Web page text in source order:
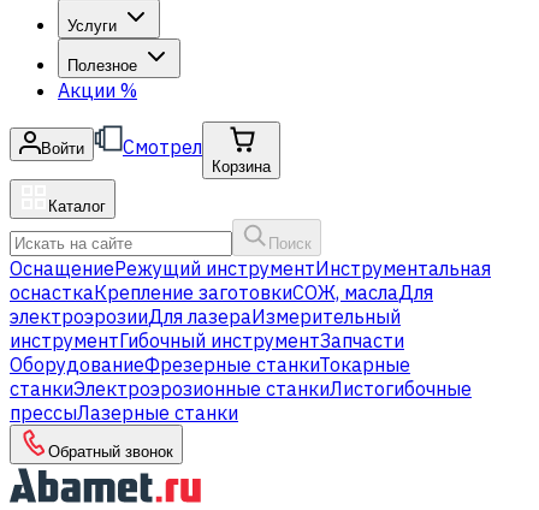
Услуги
Полезное
Акции %
Войти Смотрел
Корзина
Каталог
Поиск
ОснащениеРежущий инструментИнструментальная
оснасткаКрепление заготовкиСОЖ, маслаДля
электроэрозииДля лазераИзмерительный
инструментГибочный инструментЗапчасти
ОборудованиеФрезерные станкиТокарные
станкиЭлектроэрозионные станкиЛистогибочные
прессыЛазерные станки
Обратный звонок